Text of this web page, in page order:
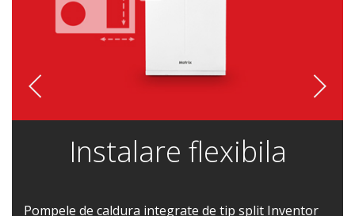
Instalare flexibila
Pompele de caldura integrate de tip split Inventor